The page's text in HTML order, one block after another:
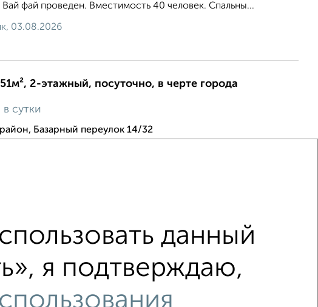
Вай фай проведен. Вместимость 40 человек. Спальны...
03.08.2026
2-этажный, посуточно, в черте города
в сутки
район, Базарный переулок 14/32
в сутки
данный
я подтверждаю,